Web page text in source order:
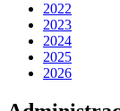
2022
2023
2024
2025
2026